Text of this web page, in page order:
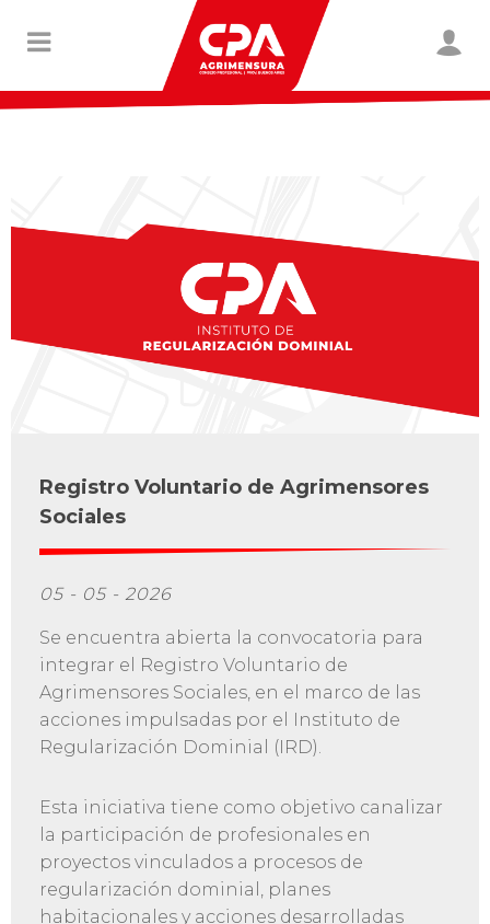
Registro Voluntario de Agrimensores
Sociales
05 - 05 - 2026
Se encuentra abierta la convocatoria para
integrar el Registro Voluntario de
Agrimensores Sociales, en el marco de las
acciones impulsadas por el Instituto de
Regularización Dominial (IRD).
Esta iniciativa tiene como objetivo canalizar
la participación de profesionales en
proyectos vinculados a procesos de
regularización dominial, planes
habitacionales y acciones desarrolladas